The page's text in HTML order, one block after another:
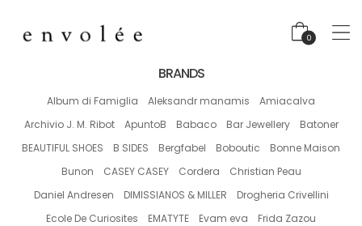
0
BRANDS
Album di Famiglia Aleksandr manamis
Amiacalva
Archivio J. M. Ribot
ApuntoB Babaco Bar Jewellery
Batoner
BEAUTIFUL SHOES
B SIDES Bergfabel Boboutic
Bonne Maison
Bunon
CASEY CASEY Cordera
Christian Peau
Daniel Andresen
DIMISSIANOS & MILLER
Drogheria Crivellini
Ecole De Curiosites
EMATYTE Evam eva
Frida Zazou